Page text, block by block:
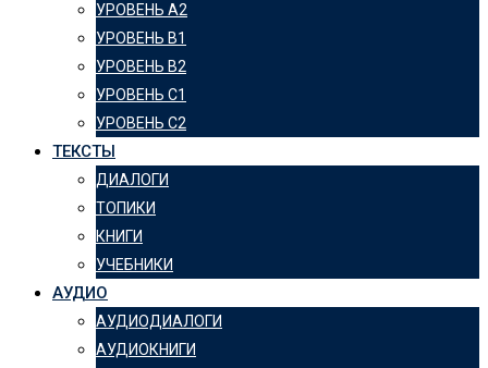
УРОВЕНЬ А2
УРОВЕНЬ B1
УРОВЕНЬ B2
УРОВЕНЬ C1
УРОВЕНЬ C2
ТЕКСТЫ
ДИАЛОГИ
ТОПИКИ
КНИГИ
УЧЕБНИКИ
АУДИО
АУДИОДИАЛОГИ
АУДИОКНИГИ